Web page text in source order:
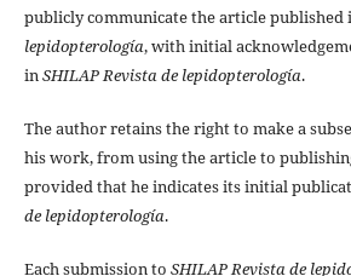
publicly communicate the article published
lepidopterología, with initial
inSHILAP Revista de lepidopterología.
The author retains the right to make a
his work, from using the article to
provided that he indicates its initial
de lepidopterología.
Each submission to SHILAP Revista de